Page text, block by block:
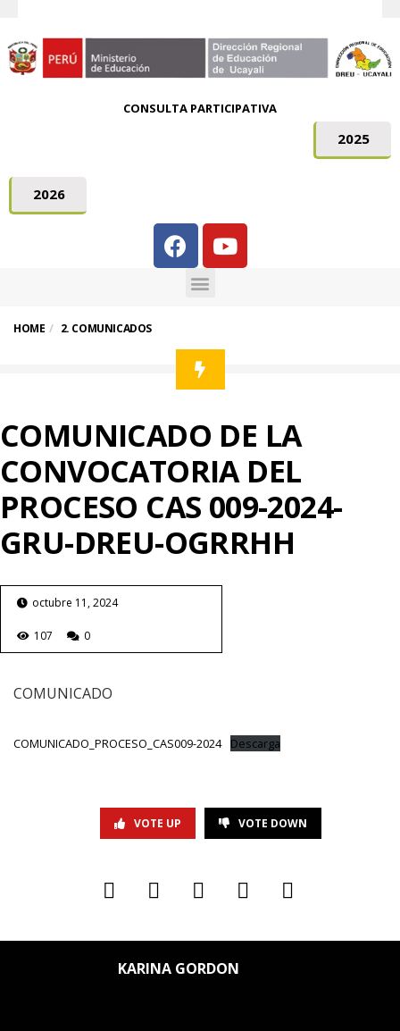
CONSULTA PARTICIPATIVA
2025
2026
HOME 2. COMUNICADOS
COMUNICADO DE LA
CONVOCATORIA DEL
PROCESO CAS 009-2024-
GRU-DREU-OGRRHH
octubre 11, 2024
107 0
COMUNICADO
COMUNICADO_PROCESO_CAS009-2024 Descarga
VOTE UP VOTE DOWN
KARINA GORDON